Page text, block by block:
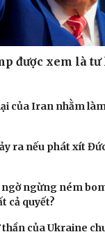
được xem là
của Iran nhằm
ra nếu phát xít
ngờ ngừng ném
cả quyết?
thần của Ukraine